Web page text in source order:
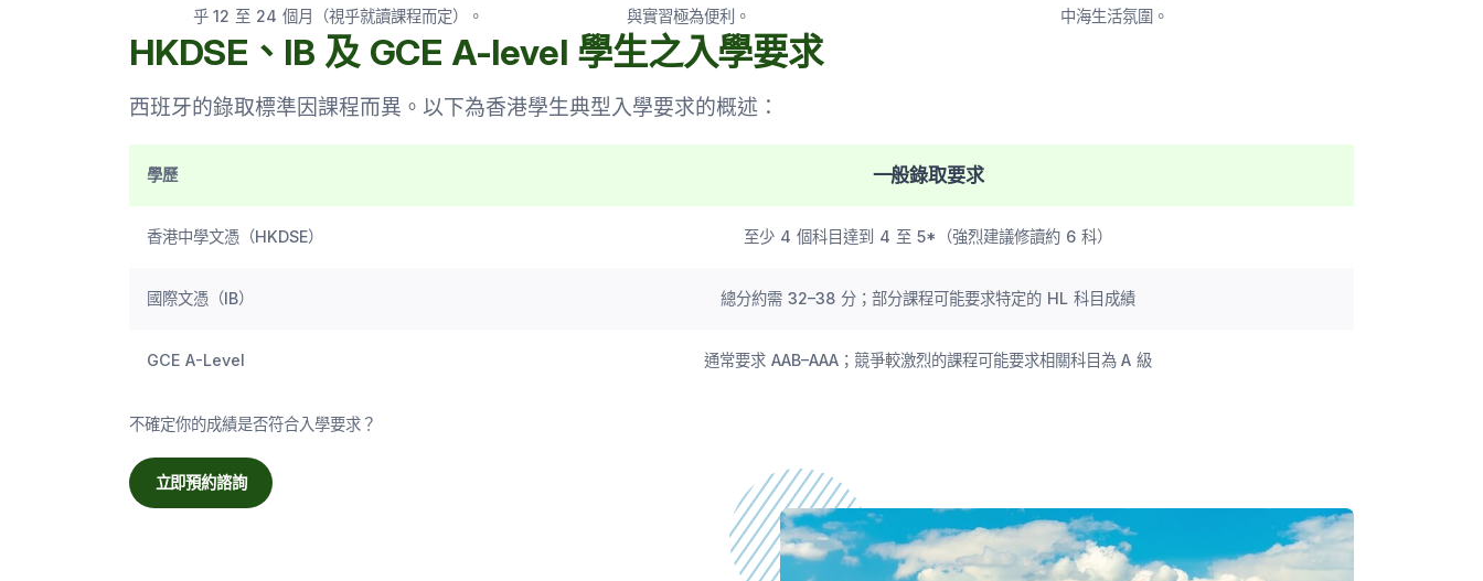
乎 12 至 24 個月（視乎就讀課程而定）。
與實習極為便利。
中海生活氛圍。
HKDSE、IB 及 GCE A-level 學生之入學要求
西班牙的錄取標準因課程而異。以下為香港學生典型入學要求的概述：
學歷 一般錄取要求
香港中學文憑（HKDSE） 至少 4 個科目達到 4 至 5*（強烈建議修讀約 6 科）
國際文憑（IB） 總分約需 32–38 分；部分課程可能要求特定的 HL 科目成績
GCE A-Level 通常要求 AAB–AAA；競爭較激烈的課程可能要求相關科目為 A 級
不確定你的成績是否符合入學要求？
立即預約諮詢